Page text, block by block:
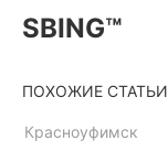
SBING™
ПОХОЖИЕ СТАТЬИ
Красноуфимск